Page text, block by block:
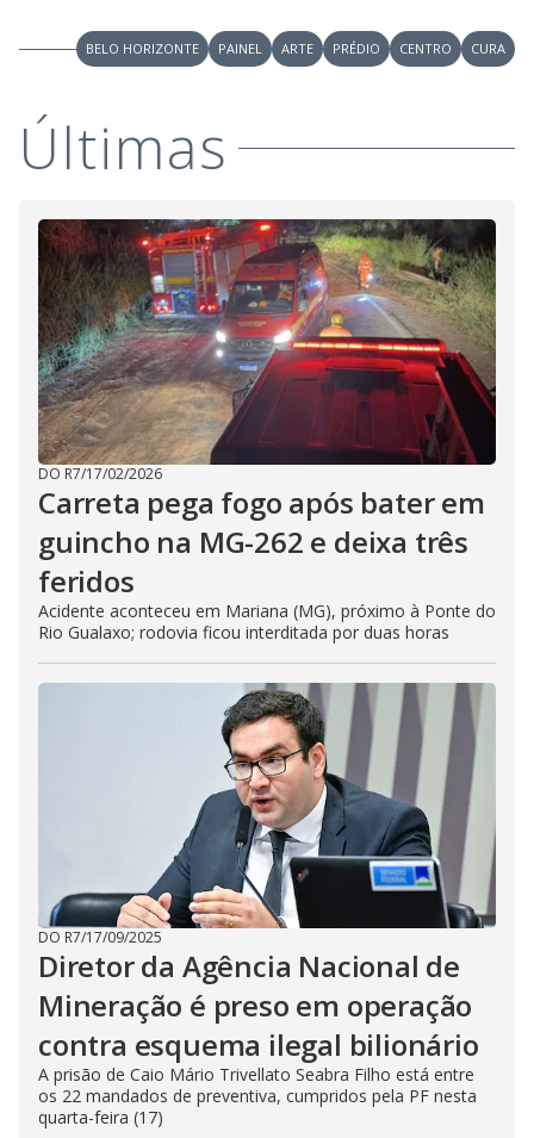
V
e
o
o
BELO HORIZONTE PAINEL ARTE PRÉDIO CENTRO CURA
Últimas
DO R7/17/02/2026
Carreta pega fogo após bater em
guincho na MG-262 e deixa três
feridos
Acidente aconteceu em Mariana (MG), próximo à Ponte do
Rio Gualaxo; rodovia ficou interditada por duas horas
DO R7/17/09/2025
Diretor da Agência Nacional de
Mineração é preso em operação
contra esquema ilegal bilionário
A prisão de Caio Mário Trivellato Seabra Filho está entre
os 22 mandados de preventiva, cumpridos pela PF nesta
quarta-feira (17)